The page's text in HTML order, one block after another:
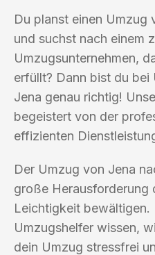
Du planst einen Umzug
und suchst nach einem
Umzugsunternehmen,
erfüllt? Dann bist du
Jena genau richtig!
begeistert von der
effizienten
Der Umzug von Jena
große Herausforderung
Leichtigkeit bewältigen.
Umzugshelfer wissen,
dein Umzug stressfrei